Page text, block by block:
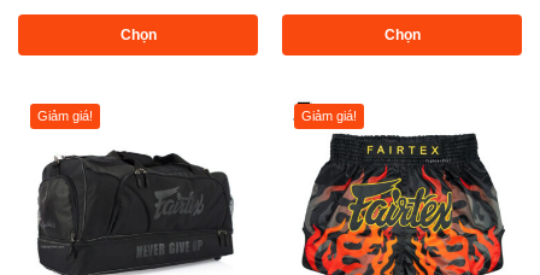
Chọn Chọn
Giảm giá! Giảm giá!